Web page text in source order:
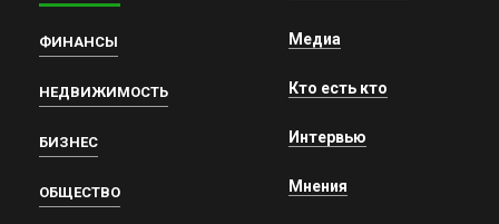
ФИНАНСЫ
НЕДВИЖИМОСТЬ
БИЗНЕС
ОБЩЕСТВО
Медиа
Кто есть кто
Интервью
Мнения